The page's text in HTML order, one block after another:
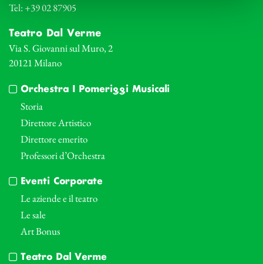
Tel: +39 02 87905
Teatro Dal Verme
Via S. Giovanni sul Muro, 2
20121 Milano
Orchestra I Pomeriggi Musicali
Storia
Direttore Artistico
Direttore emerito
Professori d’Orchestra
Eventi Corporate
Le aziende e il teatro
Le sale
Art Bonus
Teatro Dal Verme